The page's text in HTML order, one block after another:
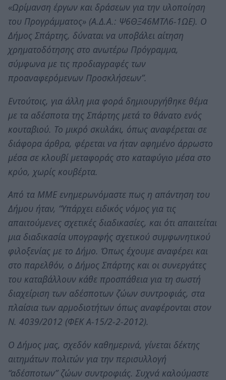
«Ωρίμανση έργων και δράσεων για την υλοποίηση
του Προγράμματος» (Α.Δ.Α.: Ψ6ΘΞ46ΜΤΛ6-1ΩΕ). Ο
Δήμος Σπάρτης, δύναται να υποβάλει αίτηση
χρηματοδότησης στο ανωτέρω Πρόγραμμα,
σύμφωνα με τις προδιαγραφές των
προαναφερόμενων Προσκλήσεων”.
Εντούτοις, για άλλη μια φορά δημιουργήθηκε θέμα
με τα αδέσποτα της Σπάρτης μετά το θάνατο ενός
κουταβιού. Το μικρό σκυλάκι, όπως αναφέρεται σε
διάφορα άρθρα, φέρεται να ήταν αφημένο άρρωστο
μέσα σε κλουβί μεταφοράς στο καταφύγιο μέσα στο
κρύο, χωρίς κουβέρτα.
Από τα ΜΜΕ ενημερωνόμαστε πως η απάντηση του
Δήμου ήταν, “Υπάρχει ειδικός νόμος για τις
απαιτούμενες σχετικές διαδικασίες, και ότι απαιτείται
μια διαδικασία υπογραφής σχετικού συμφωνητικού
φιλοξενίας με το Δήμο. Όπως έχουμε αναφέρει και
στο παρελθόν, ο Δήμος Σπάρτης και οι συνεργάτες
του καταβάλλουν κάθε προσπάθεια για τη σωστή
διαχείριση των αδέσποτων ζώων συντροφιάς, στα
πλαίσια των αρμοδιοτήτων όπως αναφέρονται στον
Ν. 4039/2012 (ΦΕΚ Α-15/2-2-2012).
Ο Δήμος μας, σχεδόν καθημερινά, γίνεται δέκτης
αιτημάτων πολιτών για την περισυλλογή
“αδέσποτων” ζώων συντροφιάς. Συχνά καλούμαστε